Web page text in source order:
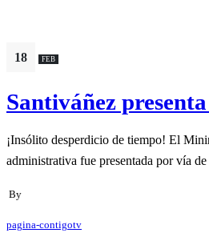
18 FEB
Santiváñez
¡Insólito desperdicio de tiempo! El
administrativa fue presentada por vía de
By
pagina-contigotv